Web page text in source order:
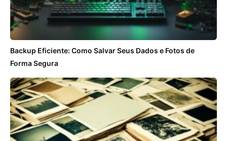
Backup Eficiente: Como Salvar Seus Dados e Fotos de
Forma Segura